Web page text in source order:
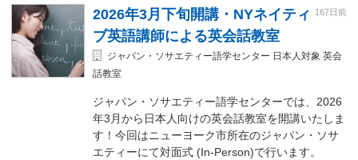
2026年3月下旬開講・NYネイティ
ブ英語講師による英会話教室
167日前
ジャパン・ソサエティー語学センター 日本人対象 英会
話教室
ジャパン・ソサエティー語学センターでは、2026
年3月から日本人向けの英会話教室を開講いたしま
す！今回はニューヨーク市所在のジャパン・ソサ
エティーにて対面式 (In-Person)で行います。